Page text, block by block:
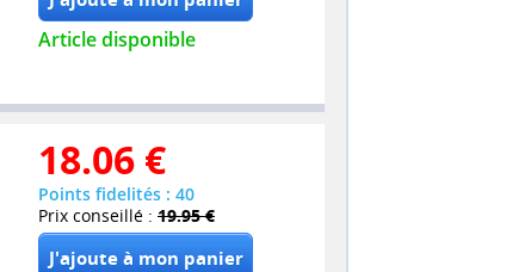
Article disponible
18.06 €
Points fidelités : 40
Prix conseillé : 19.95 €